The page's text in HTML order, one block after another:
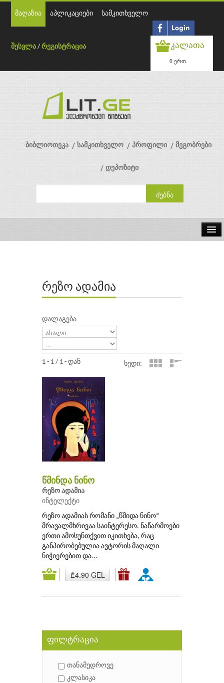
მაღაზია აპლიკაციები სამკითხველო
შესვლა /რეგისტრაცია კალათა
0 ერთ.
ბიბლიოთეკა სამკითხველო პროფილი მეგობრები
დეპოზიტი
ავტორებირეზო ადამია
დალაგება
1 - 1 / 1 - დან ხედი:
წმინდა ნინო
რეზო ადამია
ინტელექტი
რეზო ადამიას რომანი „წმიდა ნინო“
მრავალმხრივაა საინტერესო. ნაწარმოები
ერთი ამოსუნთქვით იკითხება, რაც
განპირობებულია ავტორის მაღალი
ნიჭიერებით და...
₾4.90 GEL
ფილტრაცია
თანამედროვე
კლასიკა